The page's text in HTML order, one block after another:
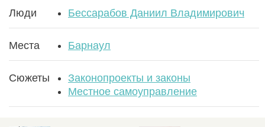
Люди Бессарабов Даниил Владимирович
Места Барнаул
Сюжеты
Законопроекты и законы
Местное самоуправление